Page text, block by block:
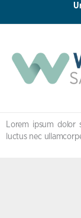
Lorem ipsum
luctus nec